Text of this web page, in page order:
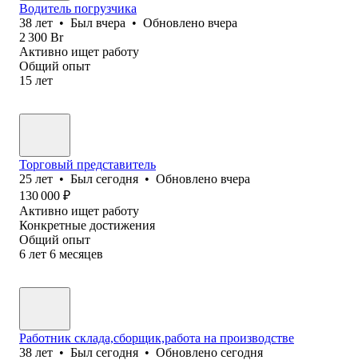
Водитель погрузчика
38 лет • Был вчера • Обновлено вчера
2 300 Br
Активно ищет работу
Общий опыт
15 лет
Торговый представитель
25 лет • Был сегодня • Обновлено вчера
130 000 ₽
Активно ищет работу
Конкретные достижения
Общий опыт
6 лет 6 месяцев
Работник склада,сборщик,работа на производстве
38 лет • Был сегодня • Обновлено сегодня